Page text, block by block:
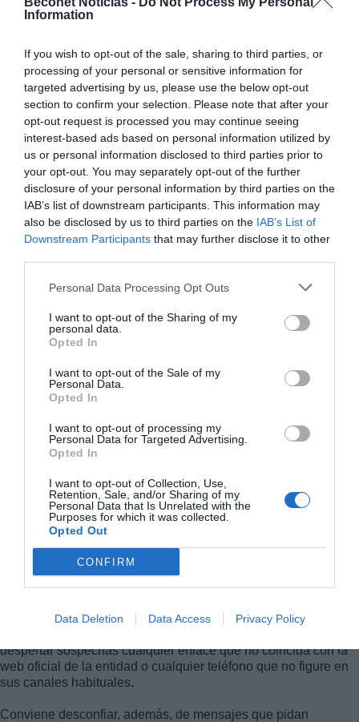
Information
If you wish to opt-out of the sale, sharing to third parties, or
processing of your personal or sensitive information for
targeted advertising by us, please use the below opt-out
section to confirm your selection. Please note that after your
opt-out request is processed you may continue seeing
interest-based ads based on personal information utilized by
us or personal information disclosed to third parties prior to
your opt-out. You may separately opt-out of the further
disclosure of your personal information by third parties on the
IAB’s list of downstream participants. This information may
also be disclosed by us to third parties on the IAB’s List of
Downstream Participants that may further disclose it to other
Personal Data Processing Opt Outs
I want to opt-out of the Sharing of my
personal data.
Opted In
I want to opt-out of the Sale of my
Personal Data.
Opted In
I want to opt-out of processing my
Personal Data for Targeted Advertising.
Opted In
I want to opt-out of Collection, Use,
Retention, Sale, and/or Sharing of my
Personal Data that Is Unrelated with the
Purposes for which it was collected.
Opted Out
CONFIRM
Data Deletion Data Access Privacy Policy
Estos fraudes suelen seguir un patrón muy parecido. El
mensaje intenta generar alarma, urgencia o confusión para
que la víctima actúe rápido sin comprobar nada. A menudo el
texto incluye faltas de ortografía, enlaces acortados, números
desconocidos o un tono excesivamente imperativo que
pretende forzar una reacción inmediata.
financieras no solicitan datos sensibles mediante SMS ni
Cuando una comunicación es auténtica, el cliente debe poder
verificarla por canales oficiales y seguros.
Estafa por SMS haciéndose pasar por Correos -
Señales de alerta
Hay varias pistas que ayudan a identificar un mensaje
expresiones como “actúe de inmediato”, “su cuenta será
despertar sospechas cualquier enlace que no coincida con la
web oficial de la entidad o cualquier teléfono que no figure en
sus canales habituales.
Conviene desconfiar, además, de mensajes que pidan